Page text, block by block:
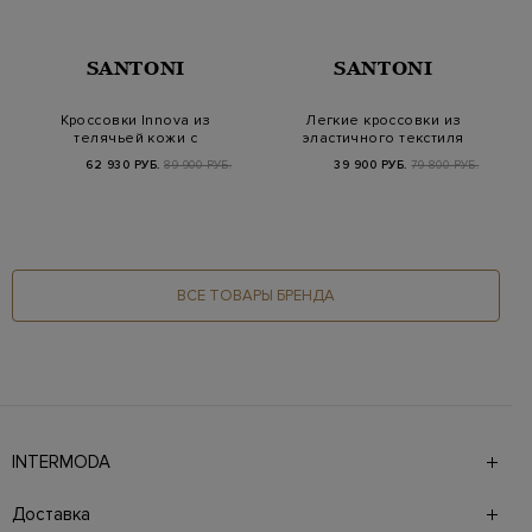
SANTONI
Кроссовки Innova из
телячьей кожи с
62 930 РУБ. 89 900 РУБ.
SANTONI
Легкие кроссовки из
эластичного текстиля
39 900 РУБ. 79 800 РУБ.
ВСЕ ТОВАРЫ БРЕНДА
INTERMODA
брендов на 4 этажах в самом центре города. На сайте
также презентованы новинки с последних показов и
Доставка